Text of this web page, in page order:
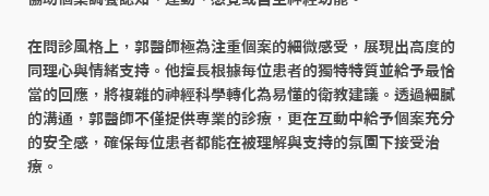
在問診風格上，郭醫師極為注重個案的細微感受，展現出高度的
同理心與情緒支持。他擅長根據每位患者的獨特特質並給予最恰
當的回應，將複雜的神經科學轉化為易懂的衛教建議。透過細膩
的溝通，郭醫師不僅提供專業的診療，更在互動中給予個案充分
的安全感，確保每位患者都能在被理解與支持的氛圍下接受治
療。